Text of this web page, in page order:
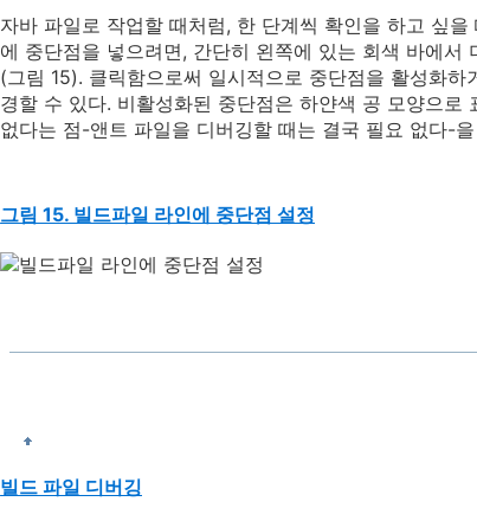
자바 파일로 작업할 때처럼, 한 단계씩 확인을 하고 싶
에 중단점을 넣으려면, 간단히 왼쪽에 있는 회색 바에
(그림 15). 클릭함으로써 일시적으로 중단점을 활성화
경할 수 있다. 비활성화된 중단점은 하얀색 공 모양으
없다는 점-앤트 파일을 디버깅할 때는 결국 필요 없다-
그림 15. 빌드파일 라인에 중단점 설정
빌드 파일 디버깅